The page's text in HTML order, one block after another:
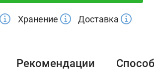
Хранение Доставка
Рекомендации